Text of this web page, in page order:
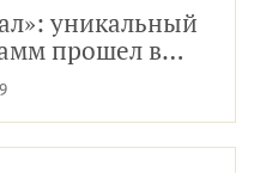
прошел в